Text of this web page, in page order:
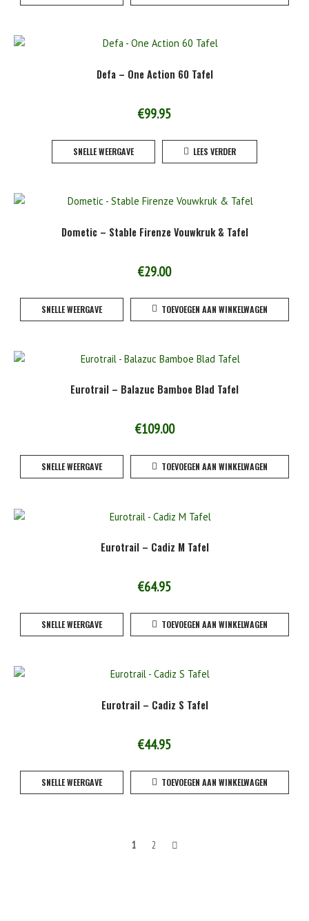
Defa – One Action 60 Tafel
€99.95
SNELLE WEERGAVE LEES VERDER
Dometic – Stable Firenze Vouwkruk & Tafel
€29.00
SNELLE WEERGAVE TOEVOEGEN AAN WINKELWAGEN
Eurotrail – Balazuc Bamboe Blad Tafel
€109.00
SNELLE WEERGAVE TOEVOEGEN AAN WINKELWAGEN
Eurotrail – Cadiz M Tafel
€64.95
SNELLE WEERGAVE TOEVOEGEN AAN WINKELWAGEN
Eurotrail – Cadiz S Tafel
€44.95
SNELLE WEERGAVE TOEVOEGEN AAN WINKELWAGEN
1 2